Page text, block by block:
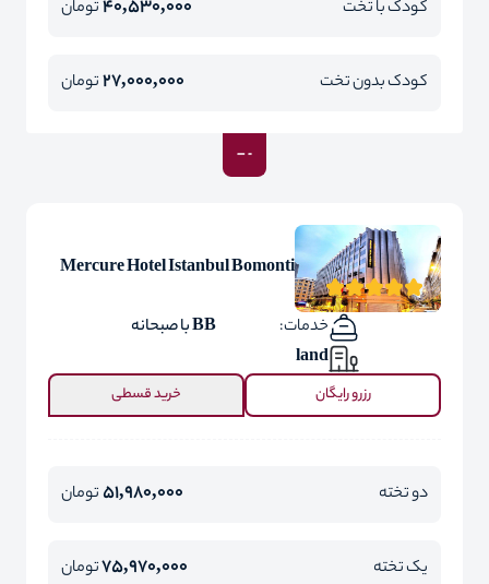
کودک با تخت 40,530,000تومان
کودک بدون تخت 27,000,000تومان
Mercure Hotel Istanbul Bomonti
خدمات:
BB با صبحانه
land
رزرو رایگان خرید قسطی
دو تخته 51,980,000تومان
یک تخته 75,970,000تومان